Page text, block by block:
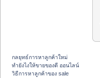
กลยุทธ์การหาลูกค้าใหม่
ทํายังไงให้ขายของดี ออนไลน์
วิธีการหาลูกค้าของ sale